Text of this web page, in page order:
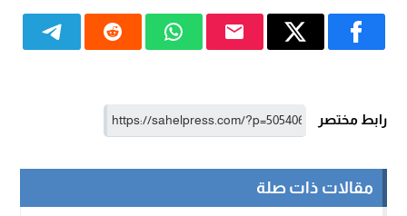
رابط مختصر
مقالات ذات صلة